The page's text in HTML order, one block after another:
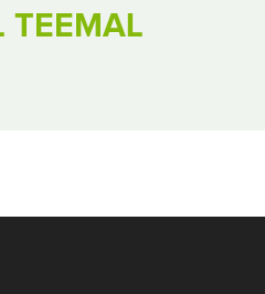
TEEMAL